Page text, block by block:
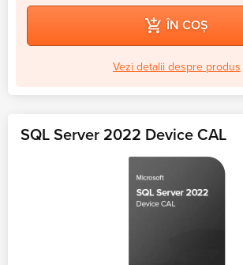
ÎN COȘ
Vezi detalii despre produs
SQL Server 2022 Device CAL